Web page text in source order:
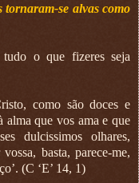
tornaram-se alvas como
o que fizeres seja
como são doces e
alma que vos ama e que
dulcissimos olhares,
basta, parece-me,
(C ‘E’ 14, 1)